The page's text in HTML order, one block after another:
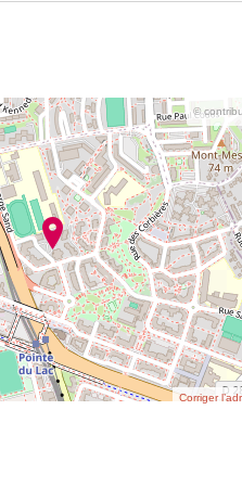
©
Corriger